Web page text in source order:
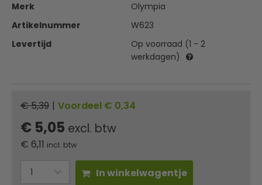
Merk
Olympia
Artikelnummer
W623
Levertijd
Op voorraad (1 - 2
werkdagen)
€ 5,39 | Voordeel € 0,34
€ 5,05 excl. btw
€ 6,11 incl. btw
In winkelwagentje